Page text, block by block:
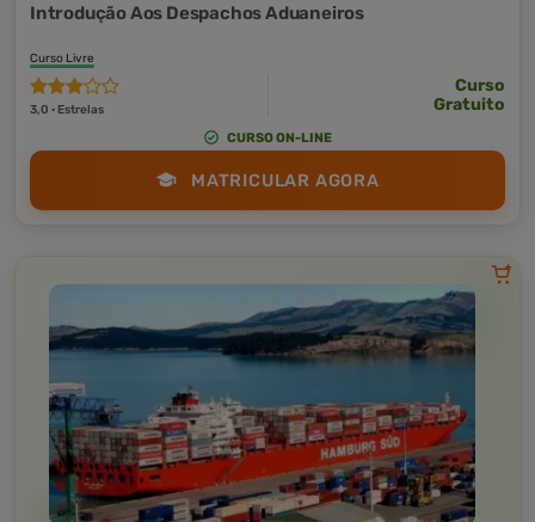
Introdução Aos Despachos Aduaneiros
Curso Livre
3,0 · Estrelas
Curso
Gratuito
CURSO ON-LINE
MATRICULAR AGORA